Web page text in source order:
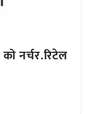
नर्चर.रिटेल